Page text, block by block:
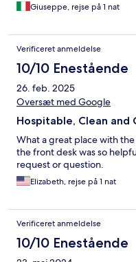
Giuseppe, rejse på 1 nat
Verificeret anmeldelse
10/10 Enestående
26. feb. 2025
Oversæt med Google
Hospitable, Clean and
What a great place with
the front desk was so
request or question.
Elizabeth, rejse på 1 nat
Verificeret anmeldelse
10/10 Enestående